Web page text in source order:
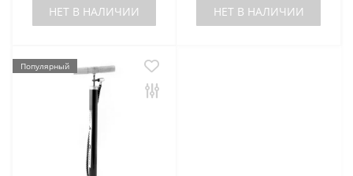
НЕТ В НАЛИЧИИ НЕТ В НАЛИЧИИ
Популярный